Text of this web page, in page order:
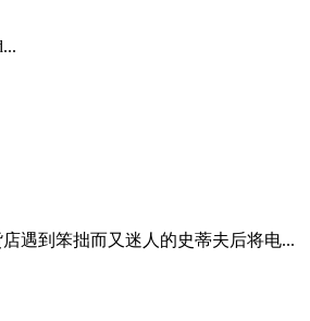
遇到笨拙而又迷人的史蒂夫后将电...